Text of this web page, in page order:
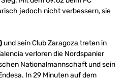
jedoch nicht verbessern, sie
und sein Club Zaragoza treten in
verloren die Nordspanier
Nationalmannschaft und sein
In 29 Minuten auf dem